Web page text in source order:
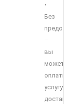
•
Без
–
вы
можете
услугу